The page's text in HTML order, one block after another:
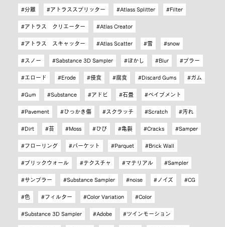
分離 アトラススプリッター Atlass Splitter Filter
アトラス クリエーター Atlas Creator
アトラス スキャッター Atlas Scatter 雪 snow
スノー Sabstance 3D Sampler ぼかし Blur ブラー
エロード Erode 侵食 腐食 Discard Gums ガム
Gum Substance アドビ 石畳 ペイブメント
Pavement ひっかき傷 スクラッチ Scratch 汚れ
Dirt 苔 Moss ひび 亀裂 Cracks Samper
フローリング パーケット Parquet Brick Wall
ブリックウォール テクスチャ マテリアル Sampler
サンプラー Substance Sampler noise ノイズ CG
色 フィルター Color Variation Color
Substance 3D Sampler Adobe ツインモーション